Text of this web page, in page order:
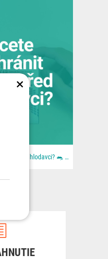
×
Chcete ochránit auto před hlodavci? 🐀 📦 Všechno najdeš u nás na 👉 dratek.cz #arduino...